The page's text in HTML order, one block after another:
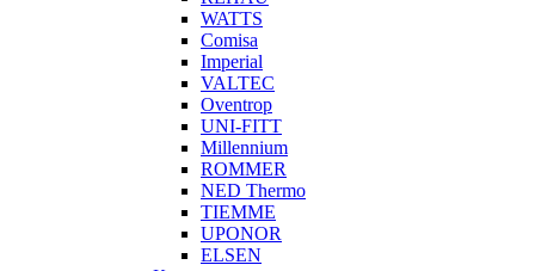
WATTS
Comisa
Imperial
VALTEC
Oventrop
UNI-FITT
Millennium
ROMMER
NED Thermo
TIEMME
UPONOR
ELSEN